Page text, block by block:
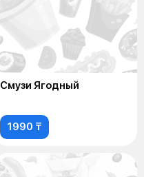
Смузи Ягодный
1990 ₸